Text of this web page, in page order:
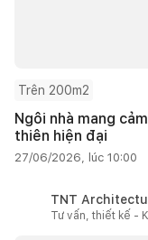
Trên 200m2
Ngôi nhà mang
thiên hiện đại
27/06/2026, lúc 10:00
TNT
Tư vấn, thiết kế -